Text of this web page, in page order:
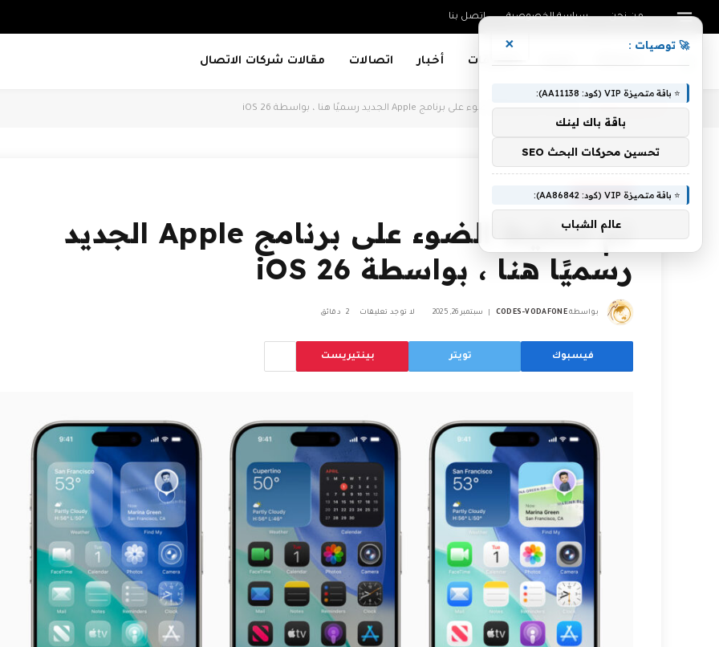
من نحن سياسة الخصوصية اتصل بنا
تطبيقات أخبار اتصالات مقالات شركات الاتصال
أنت الآن تتصفح: Home
»تم تسليط الضوء على برنامج Apple الجديد رسميًا هنا ، بواسطة iOS 26
APPLICATIONS
تم تسليط الضوء على برنامج Apple الجديد
رسميًا هنا ، بواسطة iOS 26
بواسطة CODES-VODAFONE سبتمبر 26, 2025 لا توجد تعليقات 2 دقائق
فيسبوك تويتر بينتيريست
🚀 توصيات : ×
⭐ باقة متميزة VIP (كود: AA11138):
باقة باك لينك
تحسين محركات البحث SEO
⭐ باقة متميزة VIP (كود: AA86842):
عالم الشباب